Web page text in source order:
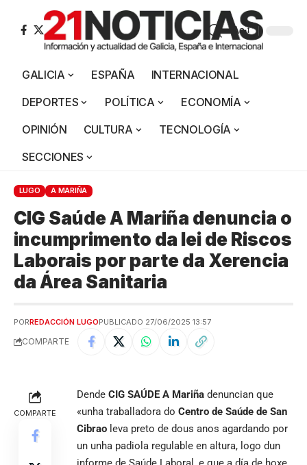
Aa
GALICIA ESPAÑA
INTERNACIONAL
DEPORTES
POLÍTICA
ECONOMÍA
OPINIÓN
CULTURA
TECNOLOGÍA
SECCIONES
LUGO A MARIÑA
CIG Saúde A Mariña denuncia o
incumprimento da lei de Riscos
Laborais por parte da Xerencia
da Área Sanitaria
PORREDACCIÓN LUGOPUBLICADO 27/06/2025 13:57
COMPARTE
COMPARTE
Dende CIG SAÚDE A Mariña denuncian que
«unha traballadora do Centro de Saúde de San
Cibrao leva preto de dous anos agardando por
un unha padiola regulable en altura, logo dun